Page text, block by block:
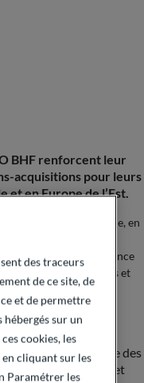
BHF renforcent leur
acquisitions pour leurs
en Europe de l’Est.
en Autriche, en
d’ODDO BHF en finance
des infrastructures et
ODDO BHF
dans le domaine des
en Europe centrale et
des traceurs
de ce site, de
et de permettre
sur un
cookies, les
cliquant sur les
Paramétrer les